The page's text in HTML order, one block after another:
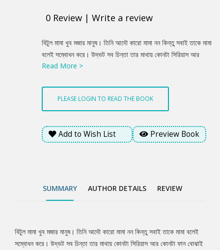
0 Review | Write a review
Product
Summery
বিটুল মামা খুব মজার মানুষ। তিনি আদৌ কারো মামা নন কিন্তু সবাই তাকে মামা
বলেই সম্বোধন করে। উদ্ভট সব চিন্তা তার মাথায় কোনটা সিরিয়াস আর
কোনটা ফান বোঝাই মুশকিল। ছোটদের কাছে অস্থির হিরো আর বড়দের কাছে
কাণ্ডকীর্তি যা হাস্যরসের পাশাপাশি উৎসাহী কিশোরদের গল্পের গভীরের ভাবনায়
প্রভাবিত করবে।
Read More >
PLEASE LOGIN TO READ THE BOOK
Add to Wish List Preview Book
SUMMARY AUTHOR DETAILS REVIEW
Tab
বিটুল মামা খুব মজার মানুষ। তিনি আদৌ কারো মামা নন কিন্তু সবাই তাকে মামা বলেই
সম্বোধন করে। উদ্ভট সব চিন্তা তার মাথায় কোনটা সিরিয়াস আর কোনটা ফান বোঝাই